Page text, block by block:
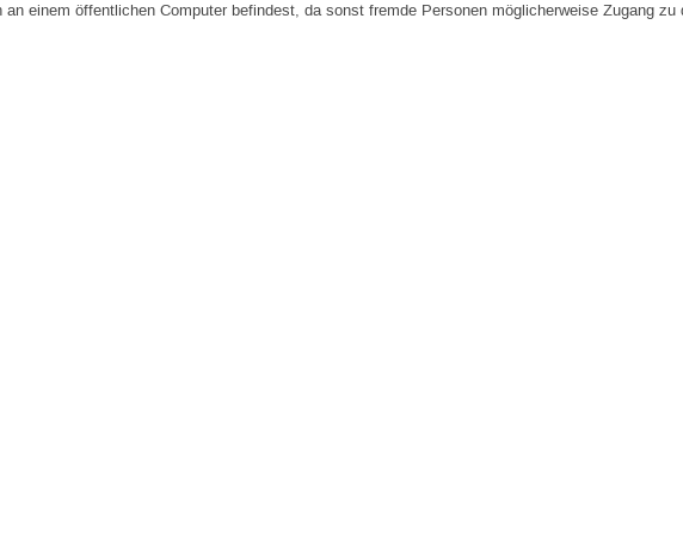
einem öffentlichen Computer befindest, da sonst fremde Personen möglicherweise Zugang zu